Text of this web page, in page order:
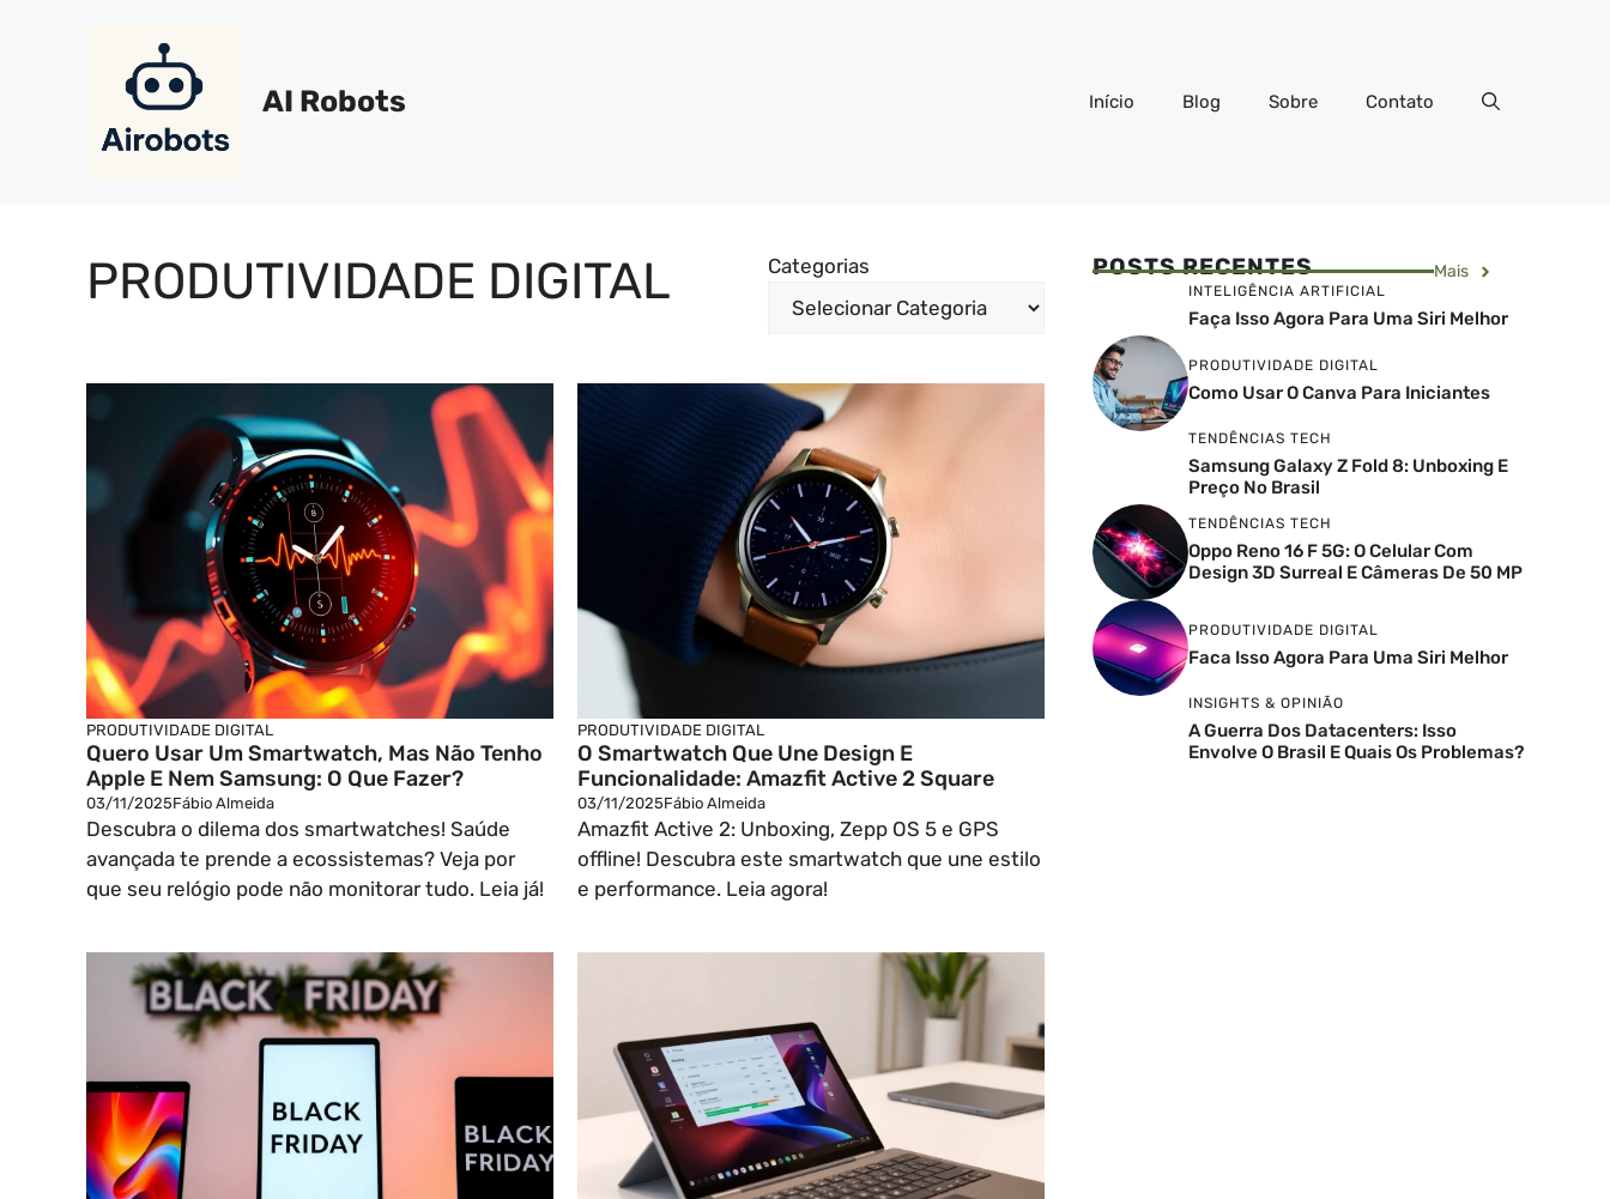
AI Robots Início Blog Sobre Contato
PRODUTIVIDADE DIGITAL Categorias
PRODUTIVIDADE DIGITAL
Quero Usar Um Smartwatch, Mas Não Tenho
Apple E Nem Samsung: O Que Fazer?
03/11/2025Fábio Almeida
Descubra o dilema dos smartwatches! Saúde
avançada te prende a ecossistemas? Veja por
que seu relógio pode não monitorar tudo. Leia já!
PRODUTIVIDADE DIGITAL
O Smartwatch Que Une Design E
Funcionalidade: Amazfit Active 2 Square
03/11/2025Fábio Almeida
Amazfit Active 2: Unboxing, Zepp OS 5 e GPS
offline! Descubra este smartwatch que une estilo
e performance. Leia agora!
POSTS RECENTES Mais
INTELIGÊNCIA ARTIFICIAL
Faça Isso Agora Para Uma Siri Melhor
PRODUTIVIDADE DIGITAL
Como Usar O Canva Para Iniciantes
TENDÊNCIAS TECH
Samsung Galaxy Z Fold 8: Unboxing E
Preço No Brasil
TENDÊNCIAS TECH
Oppo Reno 16 F 5G: O Celular Com
Design 3D Surreal E Câmeras De 50 MP
PRODUTIVIDADE DIGITAL
Faca Isso Agora Para Uma Siri Melhor
INSIGHTS & OPINIÃO
A Guerra Dos Datacenters: Isso
Envolve O Brasil E Quais Os Problemas?